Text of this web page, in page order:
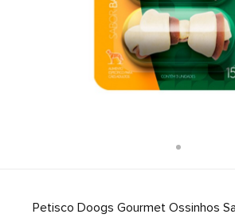
Petisco Doogs Gourmet Ossinhos